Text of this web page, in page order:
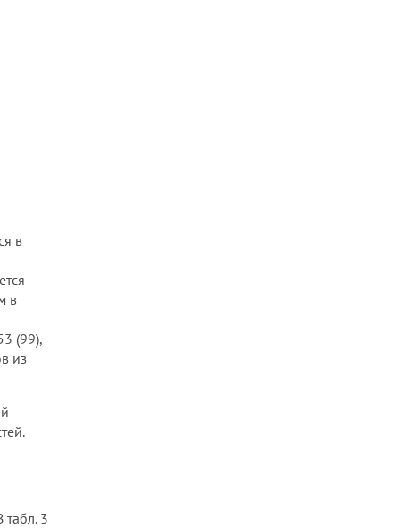
в
в
(99),
из
3